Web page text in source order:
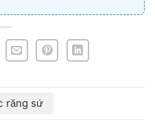
răng sứ